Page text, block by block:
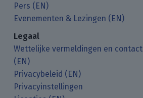
Pers (EN)
Evenementen & Lezingen (EN)
Legaal
Wettelijke vermeldingen en contact
(EN)
Privacybeleid (EN)
Privacyinstellingen